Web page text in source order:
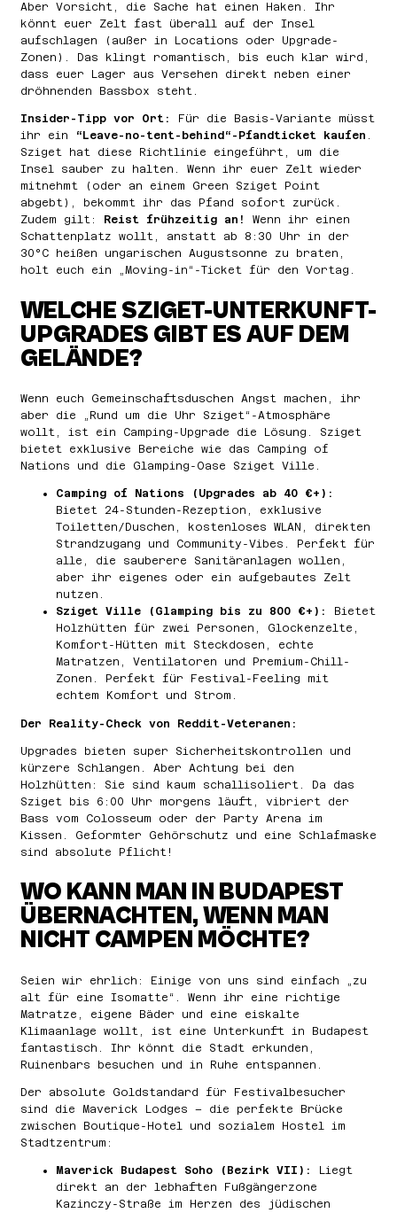
Aber Vorsicht, die Sache hat einen Haken. Ihr
könnt euer Zelt fast überall auf der Insel
aufschlagen (außer in Locations oder Upgrade-
Zonen). Das klingt romantisch, bis euch klar wird,
dass euer Lager aus Versehen direkt neben einer
dröhnenden Bassbox steht.
Insider-Tipp vor Ort:
Für die Basis-Variante müsst
ihr ein
“Leave-no-tent-behind“-Pfandticket kaufen .
Sziget hat diese Richtlinie eingeführt, um die
Insel sauber zu halten. Wenn ihr euer Zelt wieder
mitnehmt (oder an einem Green Sziget Point
abgebt), bekommt ihr das Pfand sofort zurück.
Zudem gilt:
Reist frühzeitig an!
Wenn ihr einen
Schattenplatz wollt, anstatt ab 8:30 Uhr in der
30°C heißen ungarischen Augustsonne zu braten,
holt euch ein „Moving-in“-Ticket für den Vortag.
WELCHE SZIGET-UNTERKUNFT-
UPGRADES GIBT ES AUF DEM
GELÄNDE?
Wenn euch Gemeinschaftsduschen Angst machen, ihr
aber die „Rund um die Uhr Sziget“-Atmosphäre
wollt, ist ein Camping-Upgrade die Lösung. Sziget
bietet exklusive Bereiche wie das Camping of
Nations und die Glamping-Oase Sziget Ville.
Camping of Nations (Upgrades ab 40 €+):
Bietet 24-Stunden-Rezeption, exklusive
Toiletten/Duschen, kostenloses WLAN, direkten
Strandzugang und Community-Vibes. Perfekt für
alle, die sauberere Sanitäranlagen wollen,
aber ihr eigenes oder ein aufgebautes Zelt
nutzen.
Sziget Ville (Glamping bis zu 800 €+):
Bietet
Holzhütten für zwei Personen, Glockenzelte,
Komfort-Hütten mit Steckdosen, echte
Matratzen, Ventilatoren und Premium-Chill-
Zonen. Perfekt für Festival-Feeling mit
echtem Komfort und Strom.
Der Reality-Check von Reddit-Veteranen:
Upgrades bieten super Sicherheitskontrollen und
kürzere Schlangen. Aber Achtung bei den
Holzhütten: Sie sind kaum schallisoliert. Da das
Sziget bis 6:00 Uhr morgens läuft, vibriert der
Bass vom Colosseum oder der Party Arena im
Kissen. Geformter Gehörschutz und eine Schlafmaske
sind absolute Pflicht!
WO KANN MAN IN BUDAPEST
ÜBERNACHTEN, WENN MAN
NICHT CAMPEN MÖCHTE?
Seien wir ehrlich: Einige von uns sind einfach „zu
alt für eine Isomatte“. Wenn ihr eine richtige
Matratze, eigene Bäder und eine eiskalte
Klimaanlage wollt, ist eine Unterkunft in Budapest
fantastisch. Ihr könnt die Stadt erkunden,
Ruinenbars besuchen und in Ruhe entspannen.
Der absolute Goldstandard für Festivalbesucher
sind die Maverick Lodges – die perfekte Brücke
zwischen Boutique-Hotel und sozialem Hostel im
Stadtzentrum:
Maverick Budapest Soho (Bezirk VII): Liegt
direkt an der lebhaften Fußgängerzone
Kazinczy-Straße im Herzen des jüdischen